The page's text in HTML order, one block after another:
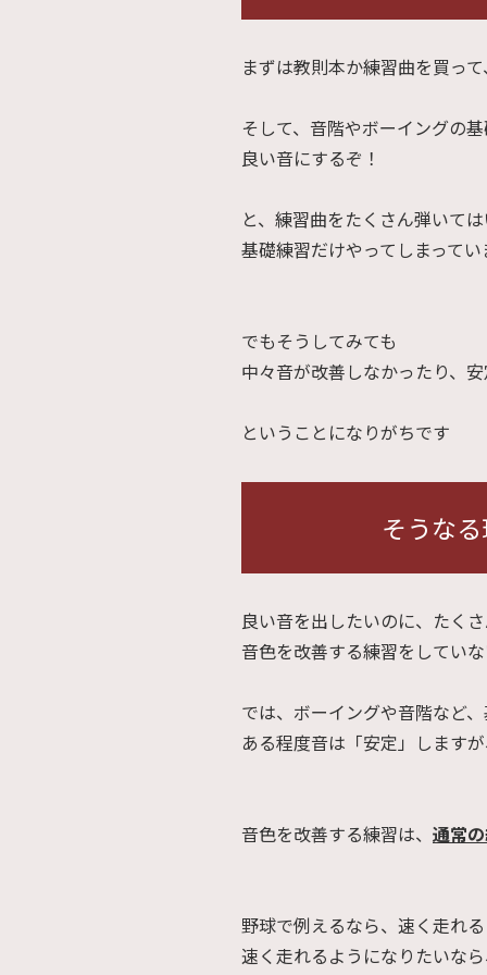
まずは教則本か練習曲を買っ
そして、音階やボーイングの
良い音にするぞ！
と、練習曲をたくさん弾いて
基礎練習だけやってしまって
でもそうしてみても
中々音が改善しなかったり、
ということになりがちです
そうな
良い音を出したいのに、たく
音色を改善する練習をしてい
では、ボーイングや音階など
ある程度音は「安定」します
音色を改善する練習は、 通常
野球で例えるなら、速く走れ
速く走れるようになりたいな